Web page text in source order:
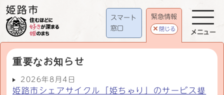
スマート
窓口
緊急情報
閉じる
重要なお知らせ
2026年8月4日
姫路市シェアサイクル「姫ちゃり」のサービス提
メニュー